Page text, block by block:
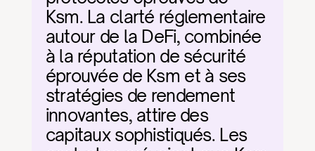
Ksm. La clarté réglementaire
autour de la DeFi, combinée
à la réputation de sécurité
éprouvée de Ksm et à ses
stratégies de rendement
innovantes, attire des
capitaux sophistiqués. Les